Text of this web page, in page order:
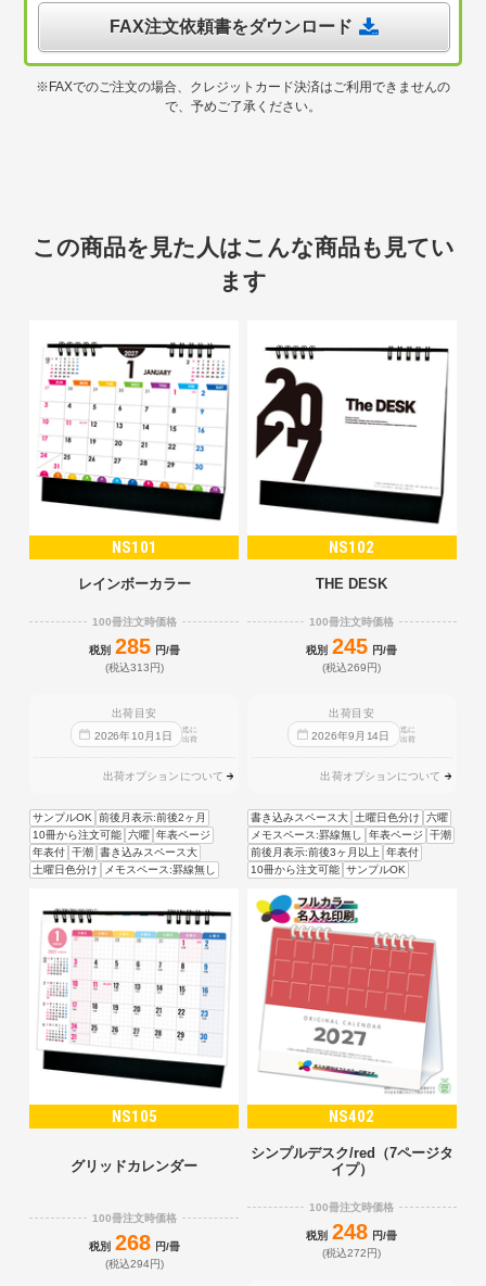
FAX注文依頼書をダウンロード
※FAXでのご注文の場合、クレジットカード決済はご利用できませんの
で、予めご了承ください。
この商品を見た人はこんな商品も見てい
ます
NS101
レインボーカラー
100冊注文時価格
税別 285 円/冊
(税込313円)
出荷目安
2026年10 月 1 日
迄に
出荷
出荷オプションについて
サンプルOK
前後月表示:前後2ヶ月
10冊から注文可能 六曜 年表ページ
年表付 干潮 書き込みスペース大
土曜日色分け
メモスペース:罫線無し
NS102
THE DESK
100冊注文時価格
税別 245 円/冊
(税込269円)
出荷目安
2026年9 月 14日
迄に
出荷
出荷オプションについて
書き込みスペース大 土曜日色分け
六曜
メモスペース:罫線無し
年表ページ
干潮
前後月表示:前後3ヶ月以上
年表付
10冊から注文可能 サンプルOK
NS105
グリッドカレンダー
100冊注文時価格
税別 268 円/冊
(税込294円)
NS402
シンプルデスク/red（7ページタ
イプ）
100冊注文時価格
税別 248 円/冊
(税込272円)